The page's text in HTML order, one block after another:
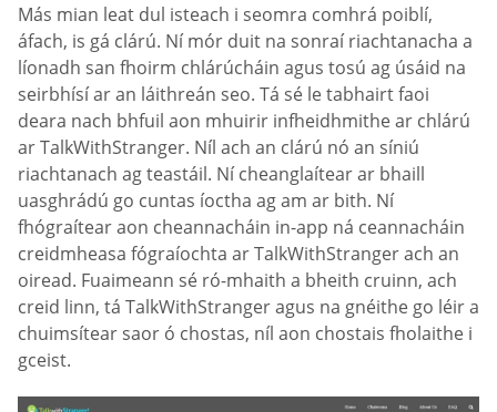
Más mian leat dul isteach i seomra comhrá poiblí,
áfach, is gá clárú. Ní mór duit na sonraí riachtanacha a
líonadh san fhoirm chlárúcháin agus tosú ag úsáid na
seirbhísí ar an láithreán seo. Tá sé le tabhairt faoi
deara nach bhfuil aon mhuirir infheidhmithe ar chlárú
ar TalkWithStranger. Níl ach an clárú nó an síniú
riachtanach ag teastáil. Ní cheanglaítear ar bhaill
uasghrádú go cuntas íoctha ag am ar bith. Ní
fhógraítear aon cheannacháin in-app ná ceannacháin
creidmheasa fógraíochta ar TalkWithStranger ach an
oiread. Fuaimeann sé ró-mhaith a bheith cruinn, ach
creid linn, tá TalkWithStranger agus na gnéithe go léir a
chuimsítear saor ó chostas, níl aon chostais fholaithe i
gceist.